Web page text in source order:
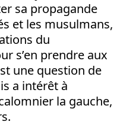
sa propagande
et les musulmans,
du
s’en prendre aux
une question de
a intérêt à
la gauche,